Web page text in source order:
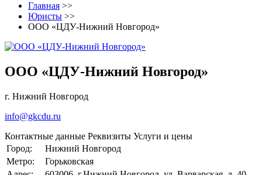
Главная >>
Юристы >>
ООО «ЦДУ-Нижний Новгород»
ООО «ЦДУ-Нижний Новгород»
г. Нижний Новгород
info@gkcdu.ru
Контактные данные Реквизиты Услуги и цены
Город:
Нижний Новгород
Метро:
Горьковская